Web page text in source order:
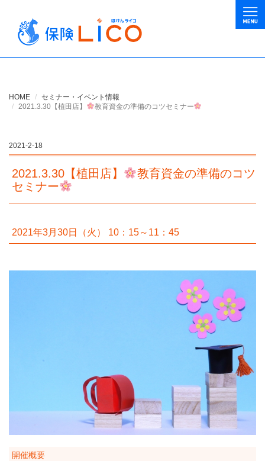
HOME
セミナー・イベント情報
2021.3.30【植田店】
教育資金の準備のコツセミナー
2021-2-18
2021.3.30【植田店】
教育資金の準備のコツ
セミナー
2021年3月30日（火） 10：15～11：45
開催概要